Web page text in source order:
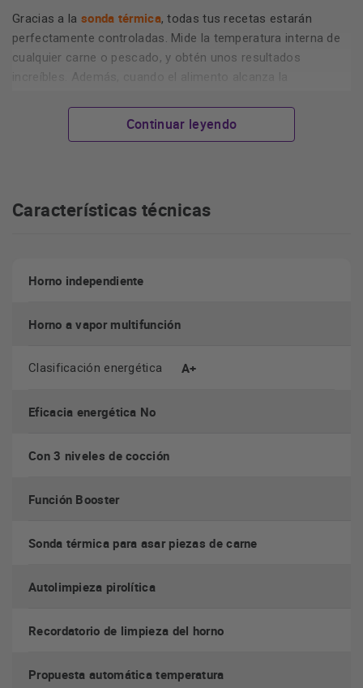
Gracias a la sonda térmica, todas tus recetas estarán
perfectamente controladas. Mide la temperatura interna de
cualquier carne o pescado, y obtén unos resultados
estará siempre impecable. El horno se calienta a altas
en pura ceniza. Después, solo necesitas pasar un paño
previo de la temperatura te sugiere el valor orientativo según
programas las horas de inicio y fin de cocción. Todo a tu
Continuar leyendo
Características técnicas
Horno independiente
Horno a vapor multifunción
Clasificación energética A+
Eficacia energética No
Con 3 niveles de cocción
Función Booster
Sonda térmica para asar piezas de carne
Autolimpieza pirolítica
Recordatorio de limpieza del horno
Propuesta automática temperatura